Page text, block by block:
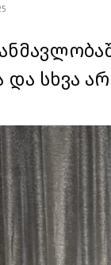
და სხვა